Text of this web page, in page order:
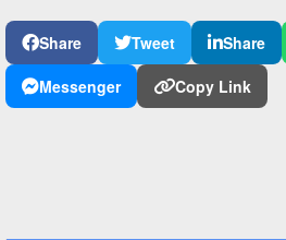
Share Tweet Share
Messenger
Copy Link